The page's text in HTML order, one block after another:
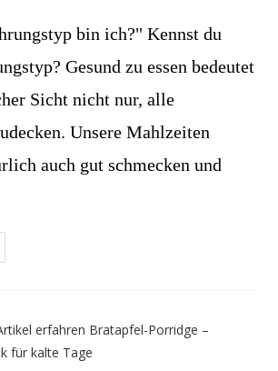
bin ich?" Kennst du
Gesund zu essen bedeutet
Sicht nicht nur, alle
Unsere Mahlzeiten
auch gut schmecken und